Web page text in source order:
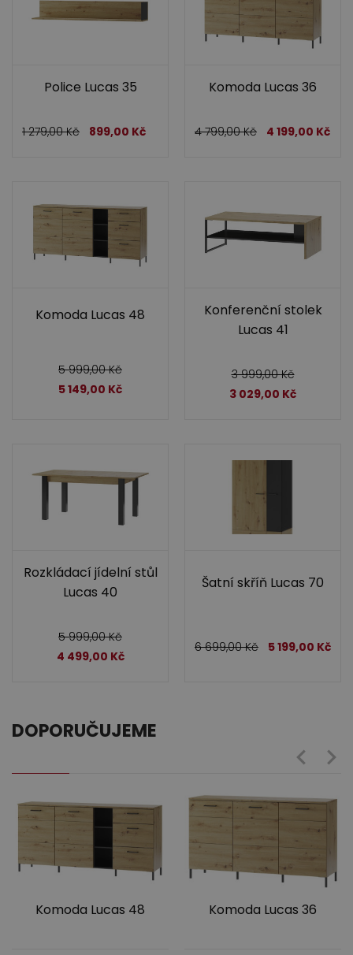
Police Lucas 35
1 279,00Kč 899,00 Kč
Komoda Lucas 36
4 799,00Kč 4 199,00 Kč
Komoda Lucas 48
5 999,00Kč
5 149,00 Kč
Konferenční stolek
Lucas 41
3 999,00Kč
3 029,00 Kč
Rozkládací jídelní stůl
Lucas 40
5 999,00Kč
4 499,00 Kč
Šatní skříň Lucas 70
6 699,00Kč 5 199,00 Kč
DOPORUČUJEME
Komoda Lucas 48 Komoda Lucas 36